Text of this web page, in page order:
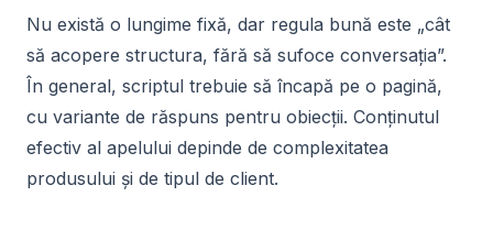
Nu există o lungime fixă, dar regula bună este „cât
să acopere structura, fără să sufoce conversația”.
În general, scriptul trebuie să încapă pe o pagină,
cu variante de răspuns pentru obiecții. Conținutul
efectiv al apelului depinde de complexitatea
produsului și de tipul de client.